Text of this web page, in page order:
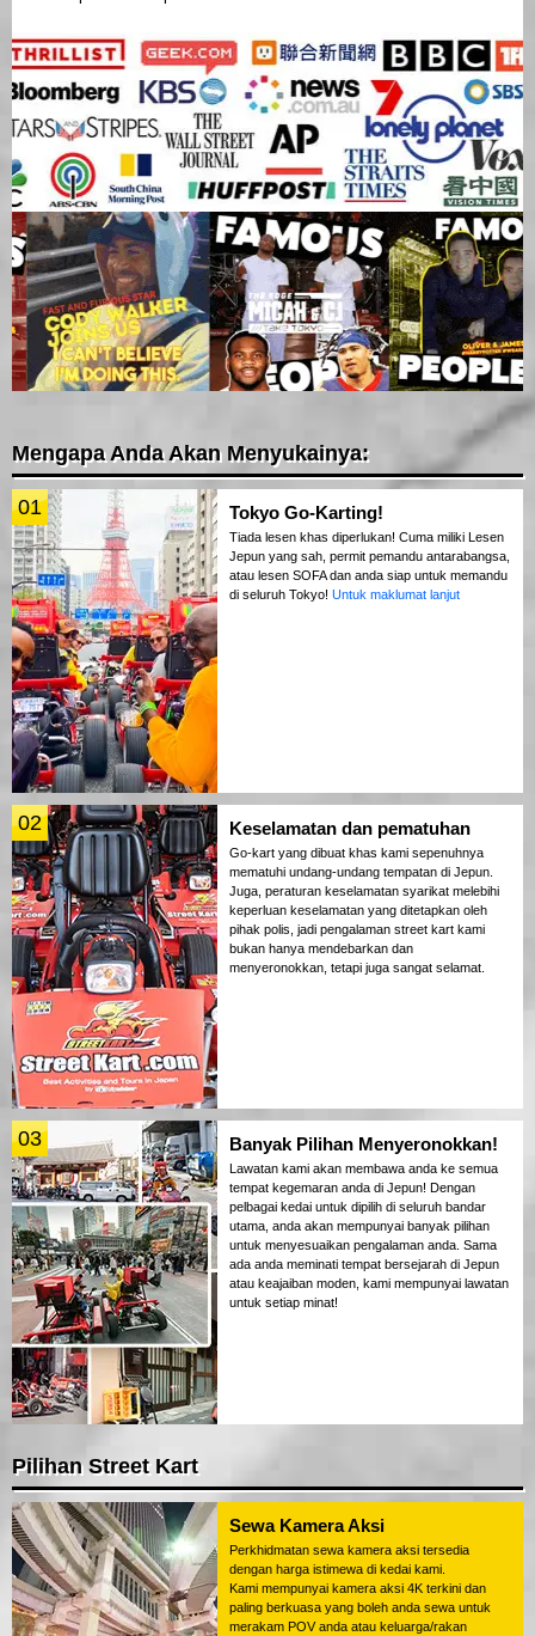
Mengapa Anda Akan Menyukainya:
01 Tokyo Go-Karting!
Tiada lesen khas diperlukan! Cuma miliki Lesen
Jepun yang sah, permit pemandu antarabangsa,
atau lesen SOFA dan anda siap untuk memandu
di seluruh Tokyo! Untuk maklumat lanjut
02 Keselamatan dan pematuhan
Go-kart yang dibuat khas kami sepenuhnya
mematuhi undang-undang tempatan di Jepun.
Juga, peraturan keselamatan syarikat melebihi
keperluan keselamatan yang ditetapkan oleh
pihak polis, jadi pengalaman street kart kami
bukan hanya mendebarkan dan
menyeronokkan, tetapi juga sangat selamat.
03 Banyak Pilihan Menyeronokkan!
Lawatan kami akan membawa anda ke semua
tempat kegemaran anda di Jepun! Dengan
pelbagai kedai untuk dipilih di seluruh bandar
utama, anda akan mempunyai banyak pilihan
untuk menyesuaikan pengalaman anda. Sama
ada anda meminati tempat bersejarah di Jepun
atau keajaiban moden, kami mempunyai lawatan
untuk setiap minat!
Pilihan Street Kart
Sewa Kamera Aksi
Perkhidmatan sewa kamera aksi tersedia
dengan harga istimewa di kedai kami.
Kami mempunyai kamera aksi 4K terkini dan
paling berkuasa yang boleh anda sewa untuk
merakam POV anda atau keluarga/rakan